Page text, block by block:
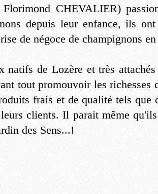
CHEVALIER)
depuis leur enfance, ils
de négoce de champignons
natifs de Lozère et très
tout promouvoir les richesses
frais et de qualité tels que
clients. Il parait même
des Sens...!